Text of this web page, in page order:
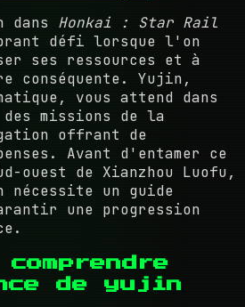
dans Honkai : Star Rail
défi lorsque l'on
ses ressources et à
conséquente. Yujin,
vous attend dans
missions de la
offrant de
Avant d'entamer ce
ouest de Xianzhou Luofu,
un guide
une progression
de yujin